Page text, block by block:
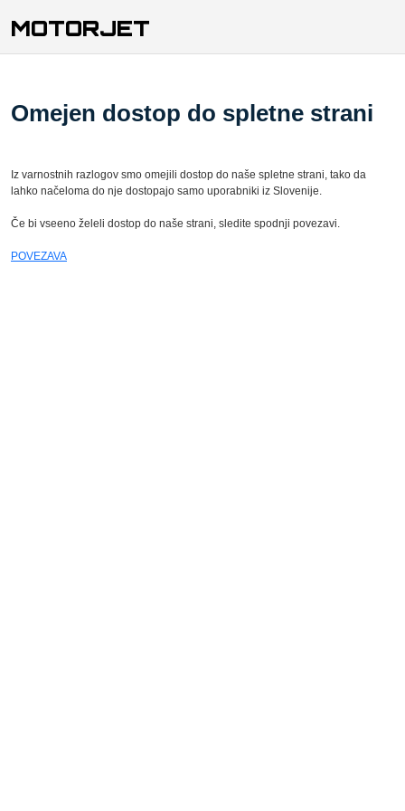
MOTORJET
Omejen dostop do spletne strani
Iz varnostnih razlogov smo omejili dostop do naše spletne strani, tako da
lahko načeloma do nje dostopajo samo uporabniki iz Slovenije.
Če bi vseeno želeli dostop do naše strani, sledite spodnji povezavi.
POVEZAVA